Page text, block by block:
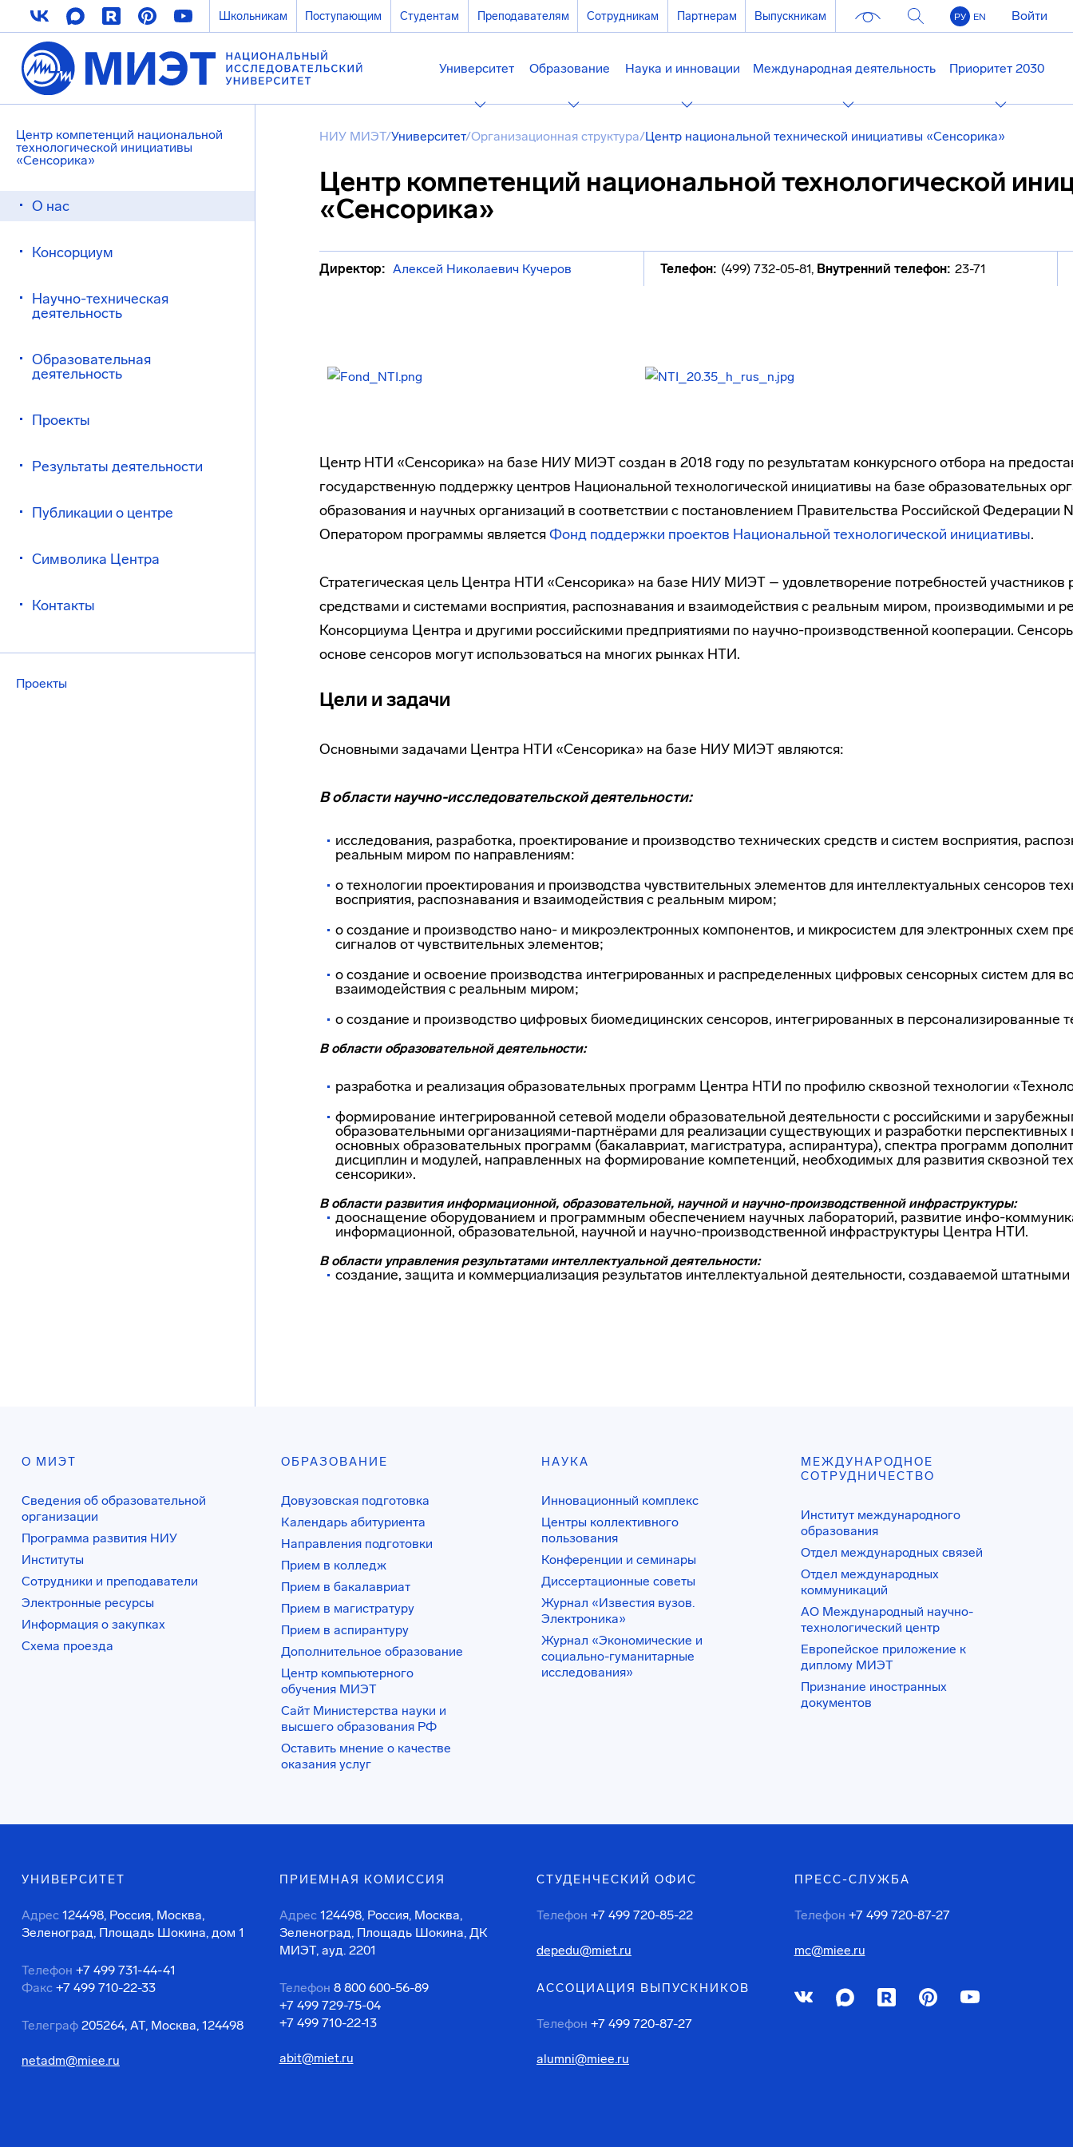
Школьникам Поступающим Студентам Преподавателям Сотрудникам Партнерам Выпускникам РУ EN Войти
Университет Образование Наука и инновации Международная деятельность Приоритет 2030
Центр компетенций национальной
технологической инициативы
«Сенсорика»
О нас
Консорциум
Научно-техническая
деятельность
Образовательная
деятельность
Проекты
Результаты деятельности
Публикации о центре
Символика Центра
Контакты
Проекты
НИУ МИЭТ/Университет/Организационная структура/Центр национальной технической инициативы «Сенсорика»
Центр компетенций национальной технологической
«Сенсорика»
Директор: Алексей Николаевич Кучеров Телефон: (499) 732-05-81, Внутренний телефон: 23-71
Центр НТИ «Сенсорика» на базе НИУ МИЭТ создан в 2018 году по результатам конкурсного отбора на
государственную поддержку центров Национальной технологической инициативы на базе образовательных
образования и научных организаций в соответствии с постановлением Правительства Российской Федерации
Оператором программы являетсяФонд поддержки проектов Национальной технологической инициативы.
Стратегическая цель Центра НТИ «Сенсорика» на базе НИУ МИЭТ – удовлетворение потребностей
средствами и системами восприятия, распознавания и взаимодействия с реальным миром, производимыми и
Консорциума Центра и другими российскими предприятиями по научно-производственной кооперации.
основе сенсоров могут использоваться на многих рынках НТИ.
Цели и задачи
Основными задачами Центра НТИ «Сенсорика» на базе НИУ МИЭТ являются:
В области научно-исследовательской деятельности:
исследования, разработка, проектирование и производство технических средств и систем восприятия,
реальным миром по направлениям:
o технологии проектирования и производства чувствительных элементов для интеллектуальных сенсоров
восприятия, распознавания и взаимодействия с реальным миром;
o создание и производство нано- и микроэлектронных компонентов, и микросистем для электронных схем
сигналов от чувствительных элементов;
o создание и освоение производства интегрированных и распределенных цифровых сенсорных систем для
взаимодействия с реальным миром;
o создание и производство цифровых биомедицинских сенсоров, интегрированных в персонализированные
В области образовательной деятельности:
разработка и реализация образовательных программ Центра НТИ по профилю сквозной технологии
формирование интегрированной сетевой модели образовательной деятельности с российскими и
образовательными организациями-партнёрами для реализации существующих и разработки
основных образовательных программ (бакалавриат, магистратура, аспирантура), спектра программ
дисциплин и модулей, направленных на формирование компетенций, необходимых для развития сквозной
сенсорики».
В области развития информационной, образовательной, научной и научно-производственной инфраструктуры:
дооснащение оборудованием и программным обеспечением научных лабораторий, развитие инфо-
информационной, образовательной, научной и научно-производственной инфраструктуры Центра НТИ.
В области управления результатами интеллектуальной деятельности:
создание, защита и коммерциализация результатов интеллектуальной деятельности, создаваемой
О МИЭТ
Сведения об образовательной
организации
Программа развития НИУ
Институты
Сотрудники и преподаватели
Электронные ресурсы
Информация о закупках
Схема проезда
ОБРАЗОВАНИЕ
Довузовская подготовка
Календарь абитуриента
Направления подготовки
Прием в колледж
Прием в бакалавриат
Прием в магистратуру
Прием в аспирантуру
Дополнительное образование
Центр компьютерного
обучения МИЭТ
Сайт Министерства науки и
высшего образования РФ
Оставить мнение о качестве
оказания услуг
НАУКА
Инновационный комплекс
Центры коллективного
пользования
Конференции и семинары
Диссертационные советы
Журнал «Известия вузов.
Электроника»
Журнал «Экономические и
социально-гуманитарные
исследования»
МЕЖДУНАРОДНОЕ
СОТРУДНИЧЕСТВО
Институт международного
образования
Отдел международных связей
Отдел международных
коммуникаций
АО Международный научно-
технологический центр
Европейское приложение к
диплому МИЭТ
Признание иностранных
документов
УНИВЕРСИТЕТ
Адрес 124498, Россия, Москва,
Зеленоград, Площадь Шокина, дом 1
Телефон +7 499 731-44-41
Факс +7 499 710-22-33
Телеграф 205264, АТ, Москва, 124498
netadm@miee.ru
ПРИЕМНАЯ КОМИССИЯ
Адрес 124498, Россия, Москва,
Зеленоград, Площадь Шокина, ДК
МИЭТ, ауд. 2201
Телефон 8 800 600-56-89
+7 499 729-75-04
+7 499 710-22-13
abit@miet.ru
СТУДЕНЧЕСКИЙ ОФИС
Телефон +7 499 720-85-22
depedu@miet.ru
АССОЦИАЦИЯ ВЫПУСКНИКОВ
Телефон +7 499 720-87-27
alumni@miee.ru
ПРЕСС-СЛУЖБА
Телефон +7 499 720-87-27
mc@miee.ru